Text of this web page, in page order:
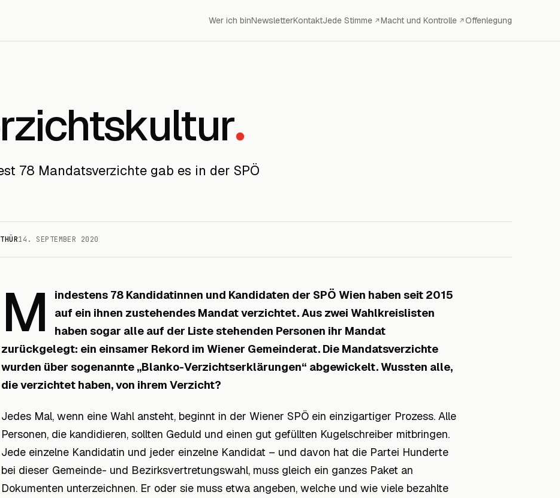
Wer ich binNewsletterKontaktJede Stimme Macht und Kontrolle Offenlegung
78 Mandatsverzichte gab es in der SPÖ
14. SEPTEMBER 2020
M
indestens 78 Kandidatinnen und Kandidaten der SPÖ Wien haben seit 2015
auf ein ihnen zustehendes Mandat verzichtet. Aus zwei Wahlkreislisten
haben sogar alle auf der Liste stehenden Personen ihr Mandat
zurückgelegt: ein einsamer Rekord im Wiener Gemeinderat. Die Mandatsverzichte
wurden über sogenannte „Blanko-Verzichtserklärungen“ abgewickelt. Wussten alle,
die verzichtet haben, von ihrem Verzicht?
Jedes Mal, wenn eine Wahl ansteht, beginnt in der Wiener SPÖ ein einzigartiger Prozess. Alle
Personen, die kandidieren, sollten Geduld und einen gut gefüllten Kugelschreiber mitbringen.
Jede einzelne Kandidatin und jeder einzelne Kandidat – und davon hat die Partei Hunderte
bei dieser Gemeinde- und Bezirksvertretungswahl, muss gleich ein ganzes Paket an
Dokumenten unterzeichnen. Er oder sie muss etwa angeben, welche und wie viele bezahlte